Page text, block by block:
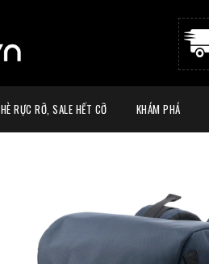
HÈ RỰC RỠ, SALE HẾT CỠ KHÁM PHÁ